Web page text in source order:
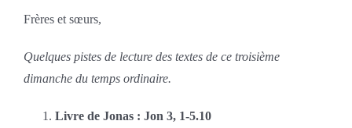
Frères et sœurs,
Quelques pistes de lecture des textes de ce troisième
dimanche du temps ordinaire.
Livre de Jonas : Jon 3, 1-5.10